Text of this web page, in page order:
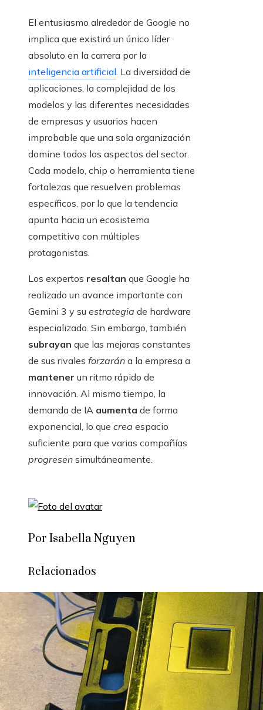
El entusiasmo alrededor de Google no
implica que existirá un único líder
absoluto en la carrera por la
inteligencia artificial . La diversidad de
aplicaciones, la complejidad de los
modelos y las diferentes necesidades
de empresas y usuarios hacen
improbable que una sola organización
domine todos los aspectos del sector.
Cada modelo, chip o herramienta tiene
fortalezas que resuelven problemas
específicos, por lo que la tendencia
apunta hacia un ecosistema
competitivo con múltiples
protagonistas.
Los expertos resaltan que Google ha
realizado un avance importante con
Gemini 3 y su estrategia de hardware
especializado. Sin embargo, también
subrayan que las mejoras constantes
de sus rivales forzarán a la empresa a
mantener un ritmo rápido de
innovación. Al mismo tiempo, la
demanda de IA aumenta de forma
exponencial, lo que crea espacio
suficiente para que varias compañías
progresen simultáneamente.
Por Isabella Nguyen
Relacionados